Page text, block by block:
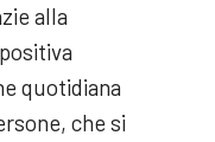
alla
quotidiana
che si